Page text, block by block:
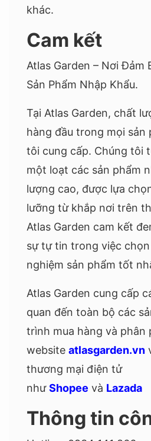
khác.
Cam kết
Atlas Garden – Nơi Đảm
Sản Phẩm Nhập Khẩu.
Tại Atlas Garden, chất
hàng đầu trong mọi sản
tôi cung cấp. Chúng tôi
một loạt các sản phẩm
lượng cao, được lựa
lưỡng từ khắp nơi trên
Atlas Garden cam kết
sự tự tin trong việc
nghiệm sản phẩm tốt
Atlas Garden cung cấp
quan đến toàn bộ các
trình mua hàng và
website atlasgarden.vn
thương mại điện tử
nhưShopee và Lazada
Thông tin